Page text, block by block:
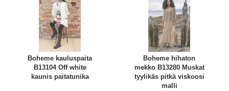
Boheme kauluspaita
B13104 Off white
kaunis paitatunika
Boheme hihaton
mekko B13280 Muskat
tyylikäs pitkä viskoosi
malli